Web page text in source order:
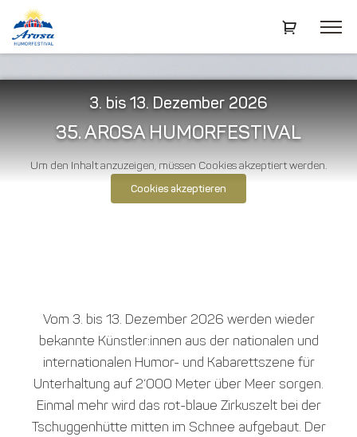
3. bis 13. Dezember 2026
35. AROSA HUMORFESTIVAL
Um den Inhalt anzuzeigen, müssen Cookies akzeptiert werden.
Cookies akzeptieren
Vom 3. bis 13. Dezember 2026 werden wieder
bekannte Künstler:innen aus der nationalen und
internationalen Humor- und Kabarettszene für
Unterhaltung auf 2‘000 Meter über Meer sorgen.
Einmal mehr wird das rot-blaue Zirkuszelt bei der
Tschuggenhütte mitten im Schnee aufgebaut. Der